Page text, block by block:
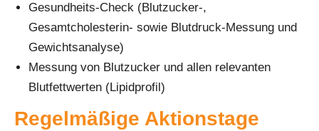
Gesundheits-Check (Blutzucker-,
Gesamtcholesterin- sowie Blutdruck-Messung und
Gewichtsanalyse)
Messung von Blutzucker und allen relevanten
Blutfettwerten (Lipidprofil)
Regelmäßige Aktionstage